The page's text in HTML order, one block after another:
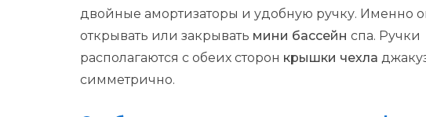
двойные амортизаторы и удобную ручку. Именно
открывать или закрывать мини бассейн спа. Ручки
располагаются с обеих сторон крышки чехла
симметрично.